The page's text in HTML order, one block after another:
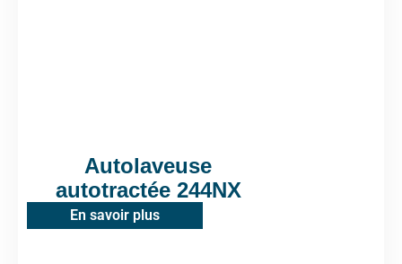
Autolaveuse
autotractée 244NX
En savoir plus